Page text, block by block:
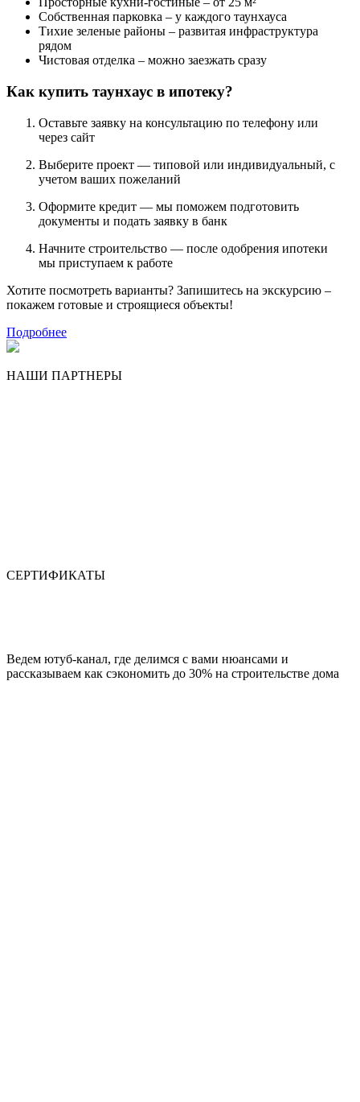
Собственная парковка – у каждого таунхауса
Тихие зеленые районы – развитая инфраструктура
рядом
Чистовая отделка – можно заезжать сразу
Как купить таунхаус в ипотеку?
Оставьте заявку на консультацию по телефону или
через сайт
Выберите проект — типовой или индивидуальный, с
учетом ваших пожеланий
Оформите кредит — мы поможем подготовить
документы и подать заявку в банк
Начните строительство — после одобрения ипотеки
мы приступаем к работе
Хотите посмотреть варианты? Запишитесь на экскурсию –
покажем готовые и строящиеся объекты!
Подробнее
НАШИ ПАРТНЕРЫ
СЕРТИФИКАТЫ
Ведем ютуб-канал, где делимся с вами нюансами и
рассказываем как сэкономить до 30% на строительстве дома